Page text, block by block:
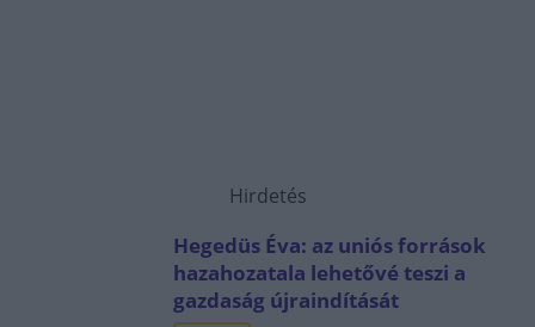
Hirdetés
Hegedüs Éva: az uniós források
hazahozatala lehetővé teszi a
gazdaság újraindítását